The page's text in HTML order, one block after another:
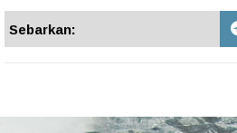
Sebarkan: